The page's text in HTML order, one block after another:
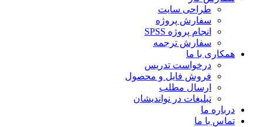
طراحی سایت
سفارش پروژه
انجام پروژه SPSS
سفارش ترجمه
همکاری با ما
درخواست تدریس
فروش فایل و محصول
ارسال مطلب
تبلیغات در نواندیشان
درباره ما
تماس با ما